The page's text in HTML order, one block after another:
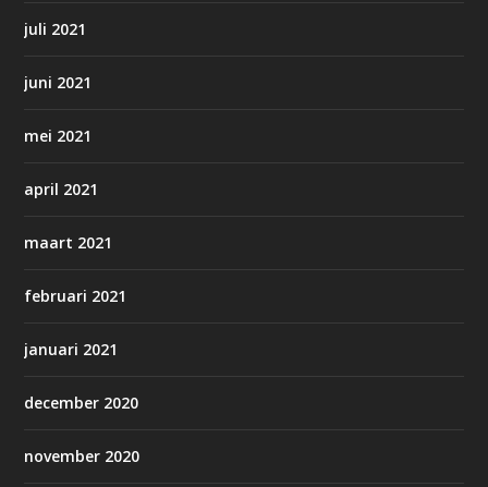
juli 2021
juni 2021
mei 2021
april 2021
maart 2021
februari 2021
januari 2021
december 2020
november 2020